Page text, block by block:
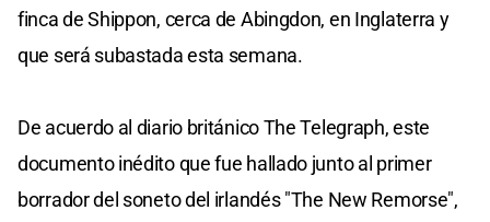
finca de Shippon, cerca de Abingdon, en Inglaterra y
que será subastada esta semana.
De acuerdo al diario británico The Telegraph, este
documento inédito que fue hallado junto al primer
borrador del soneto del irlandés "The New Remorse",